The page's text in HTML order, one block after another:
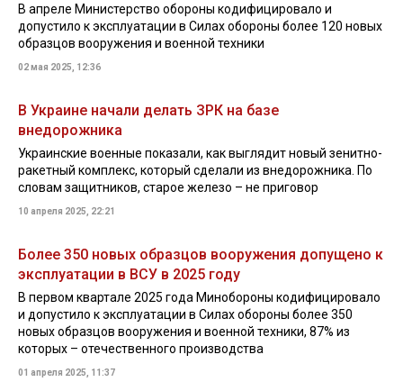
В апреле Министерство обороны кодифицировало и
допустило к эксплуатации в Силах обороны более 120 новых
образцов вооружения и военной техники
02 мая 2025, 12:36
В Украине начали делать ЗРК на базе
внедорожника
Украинские военные показали, как выглядит новый зенитно-
ракетный комплекс, который сделали из внедорожника. По
словам защитников, старое железо – не приговор
10 апреля 2025, 22:21
Более 350 новых образцов вооружения допущено к
эксплуатации в ВСУ в 2025 году
В первом квартале 2025 года Минобороны кодифицировало
и допустило к эксплуатации в Силах обороны более 350
новых образцов вооружения и военной техники, 87% из
которых – отечественного производства
01 апреля 2025, 11:37